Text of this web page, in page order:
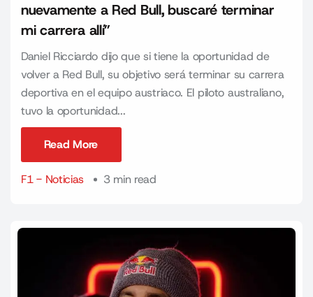
nuevamente a Red Bull, buscaré terminar
mi carrera allí”
Daniel Ricciardo dijo que si tiene la oportunidad de
volver a Red Bull, su objetivo será terminar su carrera
deportiva en el equipo austriaco. El piloto australiano,
tuvo la oportunidad...
Read More
F1 - Noticias
3 min read